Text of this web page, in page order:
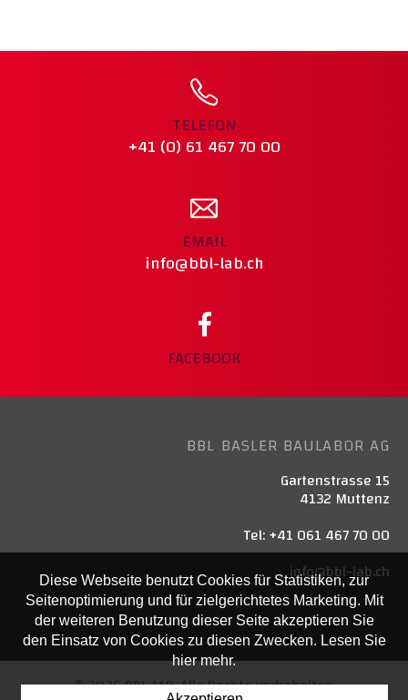
TELEFON
+41 (0) 61 467 70 00
EMAIL
info@bbl-lab.ch
FACEBOOK
BBL BASLER BAULABOR AG
Gartenstrasse 15
4132 Muttenz
Tel: +41 061 467 70 00
info@bbl-lab.ch
© 2026 BBL-LAB. Alle Rechte vorbehalten
Diese Webseite benutzt Cookies für Statistiken, zur
Seitenoptimierung und für zielgerichtetes Marketing. Mit
der weiteren Benutzung dieser Seite akzeptieren Sie
den Einsatz von Cookies zu diesen Zwecken. Lesen Sie
hier mehr.